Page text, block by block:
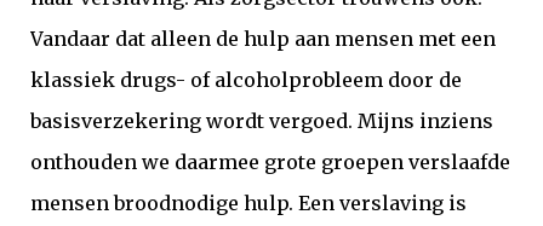
Vandaar dat alleen de hulp aan mensen met een
klassiek drugs- of alcoholprobleem door de
basisverzekering wordt vergoed. Mijns inziens
onthouden we daarmee grote groepen verslaafde
mensen broodnodige hulp. Een verslaving is